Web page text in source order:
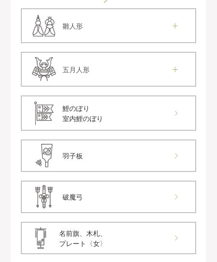
雛人形
五月人形
鯉のぼり
室内鯉のぼり
羽子板
破魔弓
名前旗、木札、
プレート〈女〉